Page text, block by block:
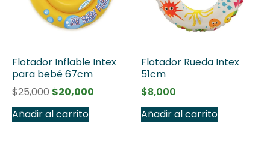
Flotador Inflable Intex
para bebé 67cm
$25,000 $20,000
Añadir al carrito
Flotador Rueda Intex
51cm
$8,000
Añadir al carrito